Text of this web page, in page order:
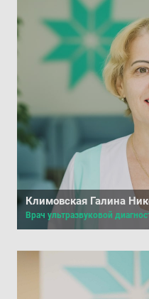
Климовская Галина